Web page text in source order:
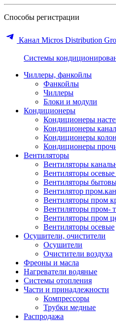
Способы регистрации
Канал Micros Distribution
Системы
Чиллеры, фанкойлы
Фанкойлы
Чиллеры
Блоки и модули
Кондиционеры
Кондиционеры
Кондиционеры
Кондиционеры
Кондиционеры
Вентиляторы
Вентиляторы
Вентиляторы
Вентиляторы
Вентилятор
Вентиляторы пром
Вентиляторы пром-
Вентиляторы пром
Вентиляторы осевые
Осушители, очистители
Осушители
Очистители воздуха
Фреоны и масла
Нагреватели водяные
Системы отопления
Части и принадлежности
Компрессоры
Трубки медные
Раcпродажа